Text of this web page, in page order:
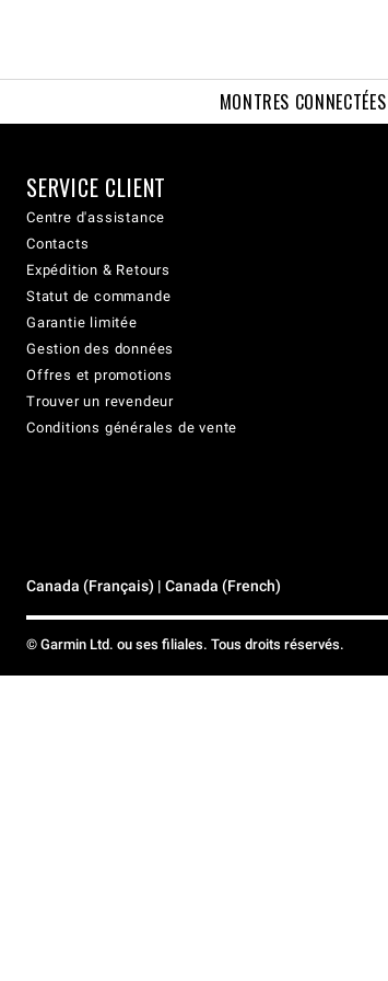
MONTRES CONNECTÉES
SERVICE CLIENT
Centre d'assistance
Contacts
Expédition & Retours
Statut de commande
Garantie limitée
Gestion des données
Offres et promotions
Trouver un revendeur
Conditions générales de vente
Canada (Français) | Canada (French)
© Garmin Ltd. ou ses filiales. Tous droits réservés.